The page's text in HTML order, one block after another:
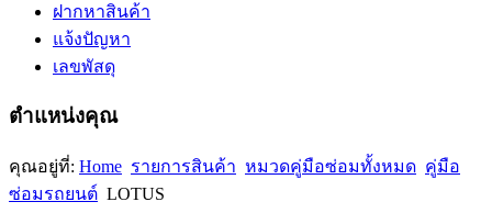
ฝากหาสินค้า
แจ้งปัญหา
เลขพัสดุ
ตำแหน่งคุณ
คุณอยู่ที่: Home รายการสินค้า หมวดคู่มือซ่อมทั้งหมด คู่มือ
ซ่อมรถยนต์ LOTUS